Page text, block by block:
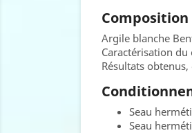
Composition
Argile blanche
Caractérisation
Résultats
Seau
Seau